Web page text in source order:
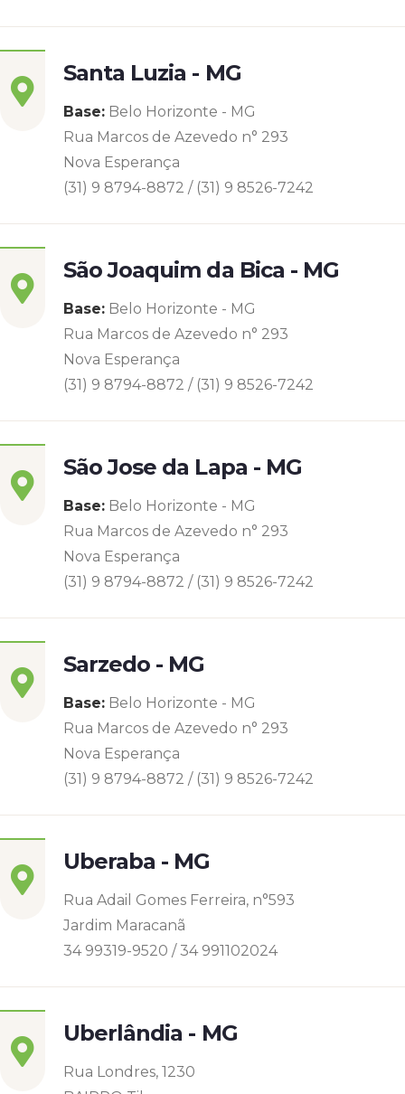
Santa Luzia - MG
Base: Belo Horizonte - MG
Rua Marcos de Azevedo n° 293
Nova Esperança
(31) 9 8794-8872 / (31) 9 8526-7242
São Joaquim da Bica - MG
Base: Belo Horizonte - MG
Rua Marcos de Azevedo n° 293
Nova Esperança
(31) 9 8794-8872 / (31) 9 8526-7242
São Jose da Lapa - MG
Base: Belo Horizonte - MG
Rua Marcos de Azevedo n° 293
Nova Esperança
(31) 9 8794-8872 / (31) 9 8526-7242
Sarzedo - MG
Base: Belo Horizonte - MG
Rua Marcos de Azevedo n° 293
Nova Esperança
(31) 9 8794-8872 / (31) 9 8526-7242
Uberaba - MG
Rua Adail Gomes Ferreira, n°593
Jardim Maracanã
34 99319-9520 / 34 991102024
Uberlândia - MG
Rua Londres, 1230